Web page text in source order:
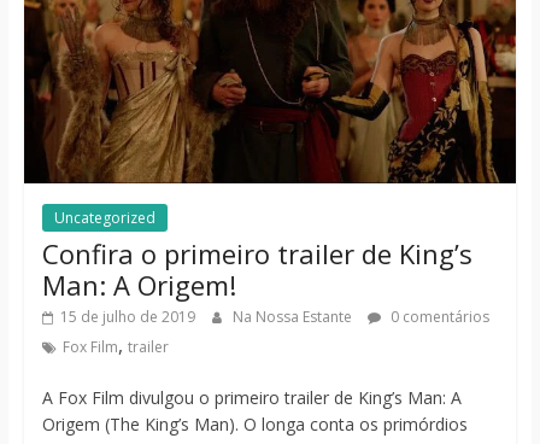
Uncategorized
Confira o primeiro trailer de King’s
Man: A Origem!
15 de julho de 2019 Na Nossa Estante
0 comentários
Fox Film, trailer
A Fox Film divulgou o primeiro trailer de King’s Man: A
Origem (The King’s Man). O longa conta os primórdios